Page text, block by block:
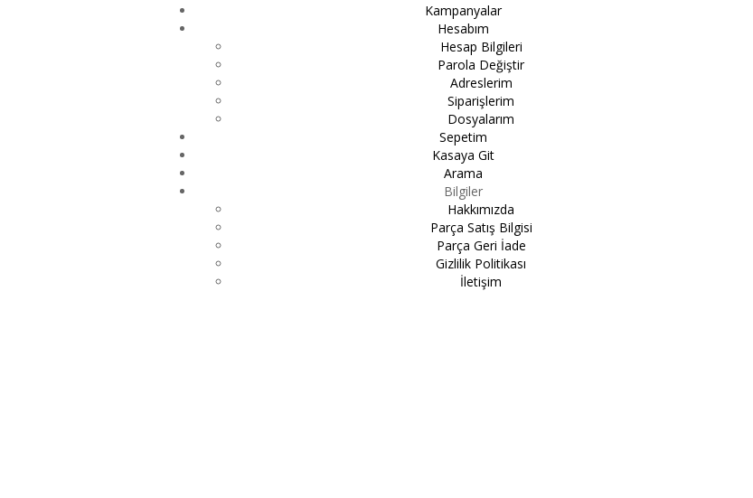
Kampanyalar
Hesabım
Hesap Bilgileri
Parola Değiştir
Adreslerim
Siparişlerim
Dosyalarım
Sepetim
Kasaya Git
Arama
Bilgiler
Hakkımızda
Parça Satış Bilgisi
Parça Geri İade
Gizlilik Politikası
İletişim